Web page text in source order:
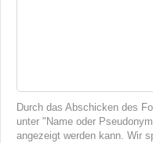
Durch das Abschicken des
unter "Name oder
angezeigt werden kann. Wir